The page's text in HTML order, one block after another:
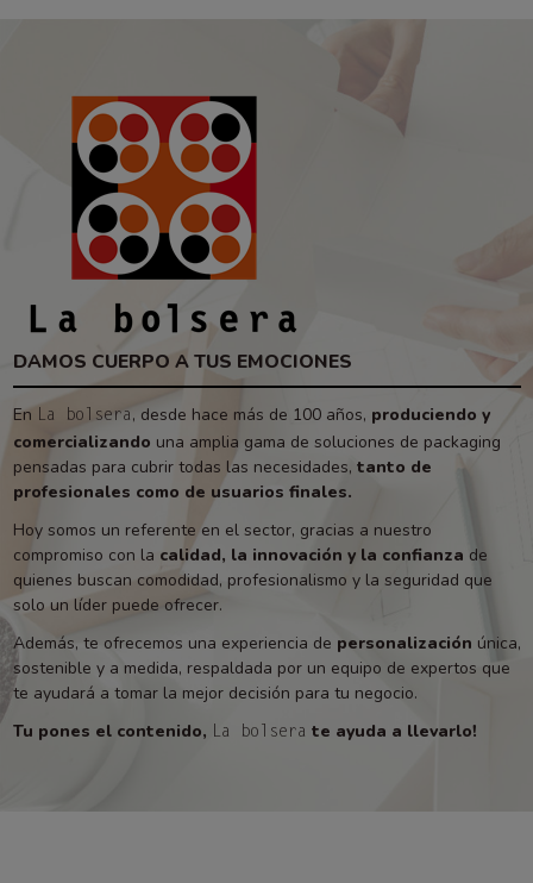
DAMOS CUERPO A TUS EMOCIONES
En La bolsera , desde hace más de 100 años, produciendo y
comercializando una amplia gama de soluciones de packaging
pensadas para cubrir todas las necesidades, tanto de
profesionales como de usuarios finales.
Hoy somos un referente en el sector, gracias a nuestro
compromiso con la calidad, la innovación y la confianza de
quienes buscan comodidad, profesionalismo y la seguridad que
solo un líder puede ofrecer.
Además, te ofrecemos una experiencia de personalización única,
sostenible y a medida, respaldada por un equipo de expertos que
te ayudará a tomar la mejor decisión para tu negocio.
Tu pones el contenido, La bolsera te ayuda a llevarlo!